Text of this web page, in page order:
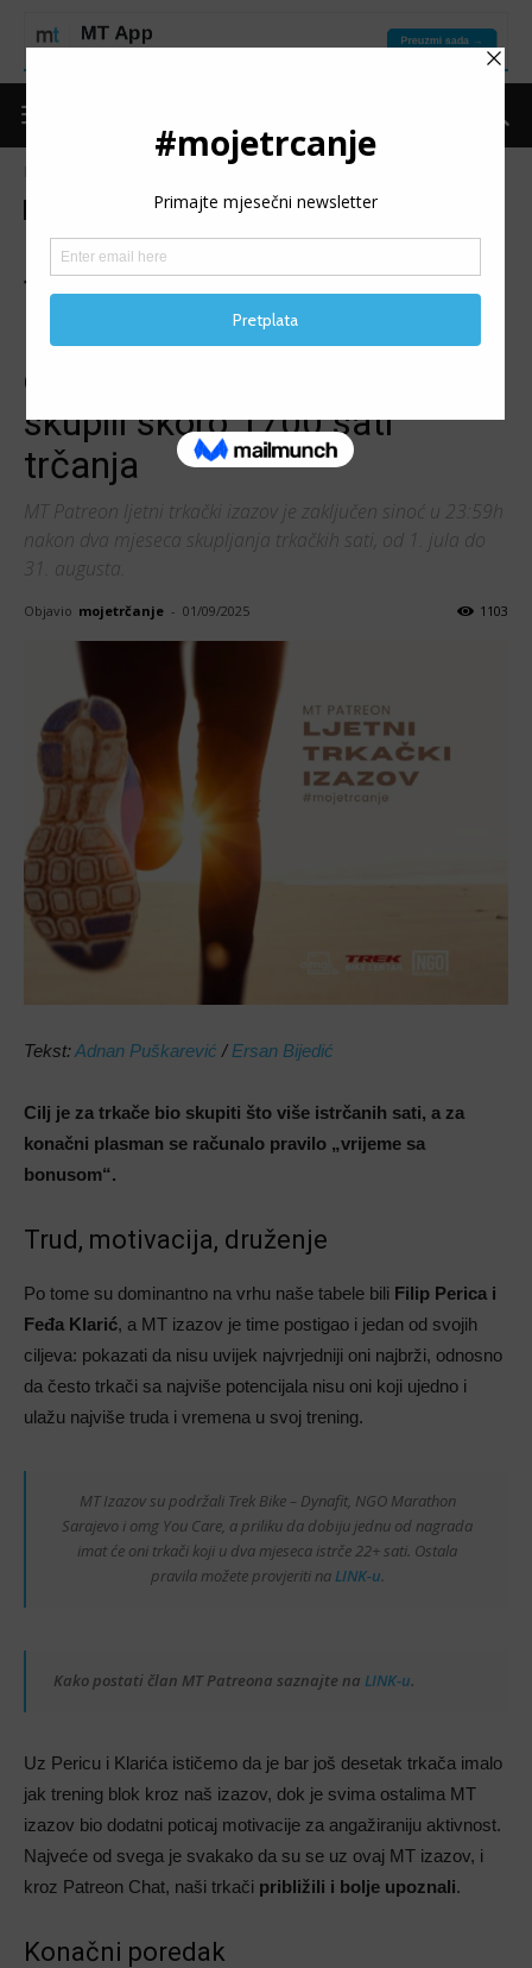
Izdvojeno Trke Izvještaji Ostalo Patreon
MT PATREON LJETNI
TRKAČKI IZAZOV: Filip
Perica i Feđa Klarić
dominirali, učesnici zajedno
skupili skoro 1700 sati
trčanja
MT Patreon ljetni trkački izazov je zaključen sinoć u 23:59h
nakon dva mjeseca skupljanja trkačkih sati, od 1. jula do
31. augusta.
Objavio mojetrčanje - 01/09/2025 1103
Tekst:Adnan Puškarević / Ersan Bijedić
Cilj je za trkače bio skupiti što više istrčanih sati, a za
konačni plasman se računalo pravilo „vrijeme sa
bonusom“.
Trud, motivacija, druženje
Po tome su dominantno na vrhu naše tabele bili Filip Perica i
Feđa Klarić, a MT izazov je time postigao i jedan od svojih
ciljeva: pokazati da nisu uvijek najvrjedniji oni najbrži, odnosno
da često trkači sa najviše potencijala nisu oni koji ujedno i
ulažu najviše truda i vremena u svoj trening.
MT Izazov su podržali Trek Bike – Dynafit, NGO Marathon
Sarajevo i omg You Care, a priliku da dobiju jednu od nagrada
imat će oni trkači koji u dva mjeseca istrče 22+ sati. Ostala
pravila možete provjeriti naLINK-u.
Kako postati član MT Patreona saznajte na LINK-u.
Uz Pericu i Klarića ističemo da je bar još desetak trkača imalo
jak trening blok kroz naš izazov, dok je svima ostalima MT
izazov bio dodatni poticaj motivacije za angažiraniju aktivnost.
Najveće od svega je svakako da su se uz ovaj MT izazov, i
kroz Patreon Chat, naši trkači približili i bolje upoznali.
Konačni poredak